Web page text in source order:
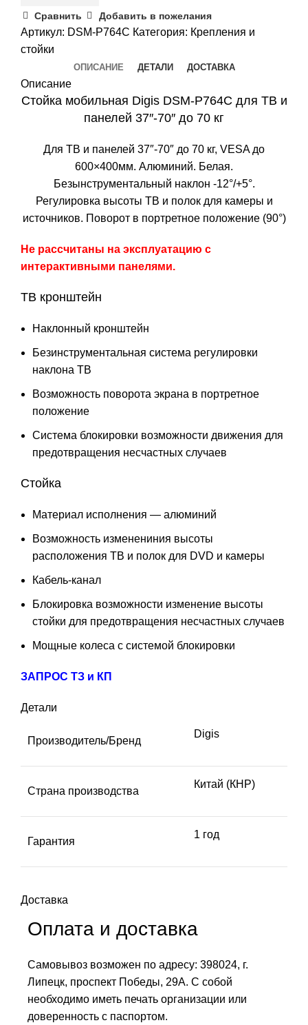
Сравнить Добавить в пожелания
Артикул: DSM-P764C Категория: Крепления и
стойки
ОПИСАНИЕ ДЕТАЛИ ДОСТАВКА
Описание
Стойка мобильная Digis DSM-P764C для ТВ и
панелей 37″-70″ до 70 кг
Для ТВ и панелей 37″-70″ до 70 кг, VESA до
600×400мм. Алюминий. Белая.
Безынструментальный наклон -12°/+5°.
Регулировка высоты ТВ и полок для камеры и
источников. Поворот в портретное положение (90°)
Не рассчитаны на эксплуатацию с
интерактивными панелями.
ТВ кронштейн
Наклонный кронштейн
Безинструментальная система регулировки
наклона ТВ
Возможность поворота экрана в портретное
положение
Система блокировки возможности движения для
предотвращения несчастных случаев
Стойка
Материал исполнения — алюминий
Возможность изменениния высоты
расположения ТВ и полок для DVD и камеры
Кабель-канал
Блокировка возможности изменение высоты
стойки для предотвращения несчастных случаев
Мощные колеса с системой блокировки
ЗАПРОС ТЗ и КП
Детали
Производитель/Бренд
Digis
Страна производства
Китай (КНР)
Гарантия
1 год
Доставка
Оплата и доставка
Самовывоз возможен по адресу: 398024, г.
Липецк, проспект Победы, 29А. С собой
необходимо иметь печать организации или
доверенность с паспортом.